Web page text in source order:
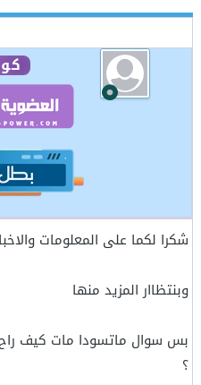
شكرا لكما على المعلومات
وبنتظاار المزيد منها
بس سوال ماتسودا مات كيف
؟